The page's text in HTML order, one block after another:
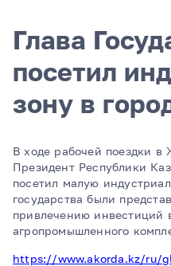
Глава
посетил
зону в
В ходе рабочей поездки в
Президент Республики
посетил малую
государства были
привлечению инвестиций
агропромышленного
https://www.akorda.kz/ru/